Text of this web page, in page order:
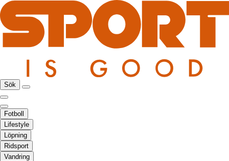
Sök
Fotboll
Lifestyle
Löpning
Ridsport
Vandring